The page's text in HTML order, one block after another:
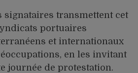
signataires transmettent cet
portuaires
et internationaux
en les invitant
journée de protestation.